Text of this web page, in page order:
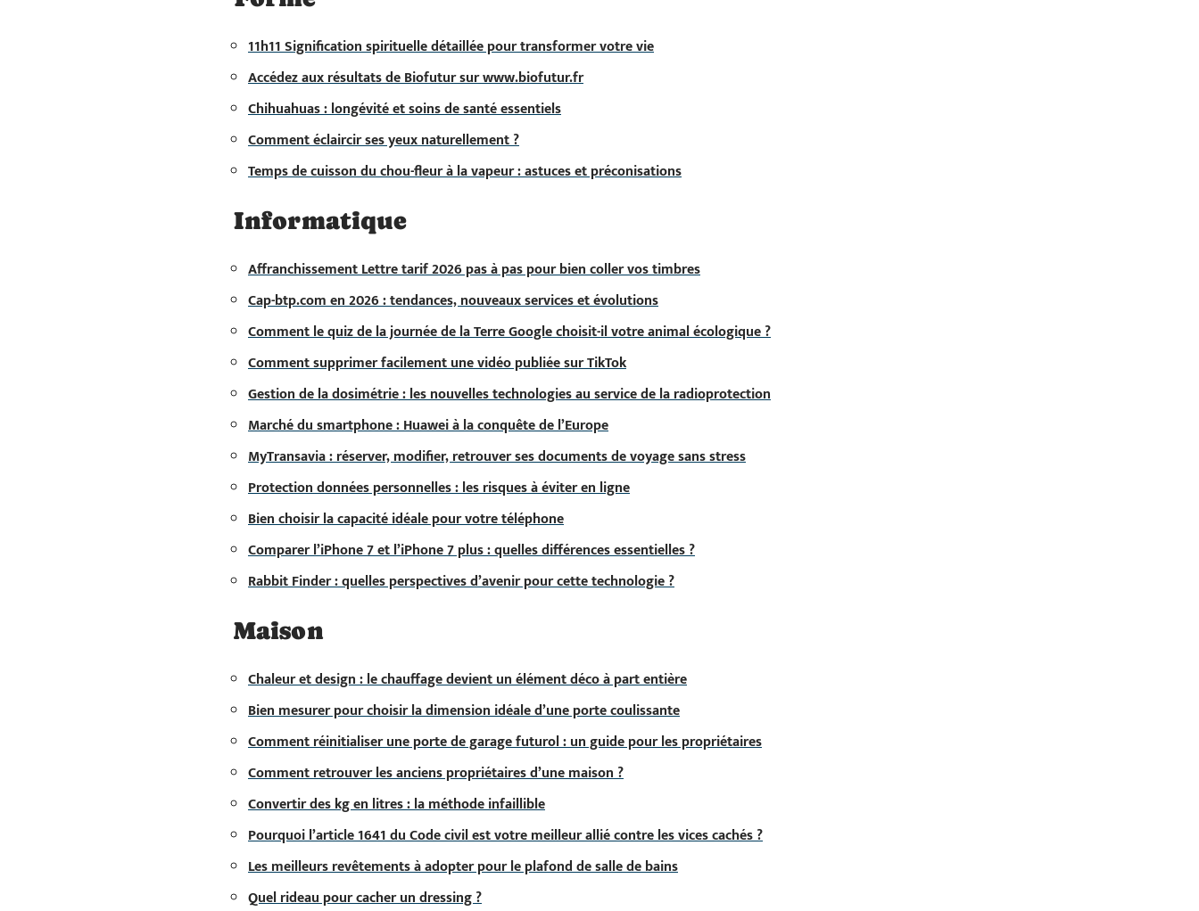
11h11 Signification spirituelle détaillée pour transformer votre vie
Accédez aux résultats de Biofutur sur www.biofutur.fr
Chihuahuas : longévité et soins de santé essentiels
Comment éclaircir ses yeux naturellement ?
Temps de cuisson du chou-fleur à la vapeur : astuces et préconisations
Informatique
Affranchissement Lettre tarif 2026 pas à pas pour bien coller vos timbres
Cap-btp.com en 2026 : tendances, nouveaux services et évolutions
Comment le quiz de la journée de la Terre Google choisit-il votre animal écologique ?
Comment supprimer facilement une vidéo publiée sur TikTok
Gestion de la dosimétrie : les nouvelles technologies au service de la radioprotection
Marché du smartphone : Huawei à la conquête de l’Europe
MyTransavia : réserver, modifier, retrouver ses documents de voyage sans stress
Protection données personnelles : les risques à éviter en ligne
Bien choisir la capacité idéale pour votre téléphone
Comparer l’iPhone 7 et l’iPhone 7 plus : quelles différences essentielles ?
Rabbit Finder : quelles perspectives d’avenir pour cette technologie ?
Maison
Chaleur et design : le chauffage devient un élément déco à part entière
Bien mesurer pour choisir la dimension idéale d’une porte coulissante
Comment réinitialiser une porte de garage futurol : un guide pour les propriétaires
Comment retrouver les anciens propriétaires d’une maison ?
Convertir des kg en litres : la méthode infaillible
Pourquoi l’article 1641 du Code civil est votre meilleur allié contre les vices cachés ?
Les meilleurs revêtements à adopter pour le plafond de salle de bains
Quel rideau pour cacher un dressing ?